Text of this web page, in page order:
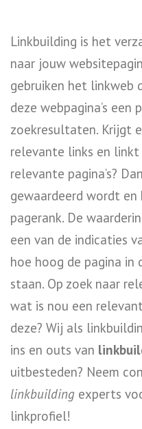
Linkbuilding is het
naar jouw
gebruiken het
deze webpagina’s
zoekresultaten. Krijgt
relevante links en
relevante pagina’s?
gewaardeerd wordt en
pagerank. De
een van de indicaties
hoe hoog de pagina
staan. Op zoek naar
wat is nou een
deze? Wij als
ins en outs van
uitbesteden? Neem
linkbuilding experts
linkprofiel!